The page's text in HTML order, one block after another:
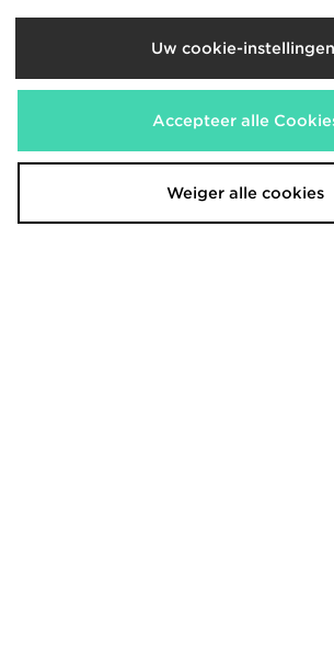
adidas Embroidery Pack Loose
€35,00
adidas X
€80,00
Uw cookie-instellingen
Accepteer alle
Weiger alle cookies